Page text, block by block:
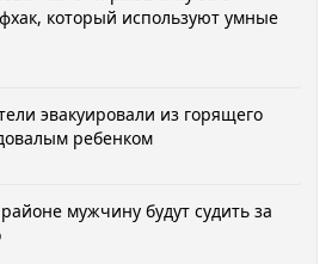
который используют умные
эвакуировали из горящего
ребенком
мужчину будут судить за